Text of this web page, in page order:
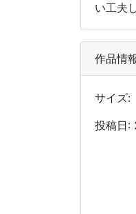
い工夫
作品情
サイズ
投稿日: